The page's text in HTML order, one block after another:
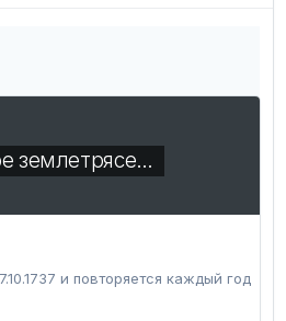
землетрясе…
и повторяется каждый год